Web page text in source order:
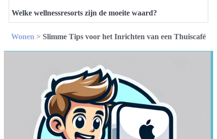
Welke wellnessresorts zijn de moeite waard?
Wonen > Slimme Tips voor het Inrichten van een Thuiscafé